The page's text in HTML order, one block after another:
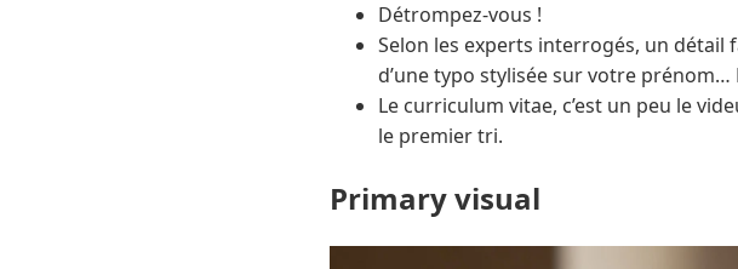
Détrompez-vous !
Selon les experts interrogés, un détail
d’une typo stylisée sur votre prénom…
Le curriculum vitae, c’est un peu le
le premier tri.
Primary visual